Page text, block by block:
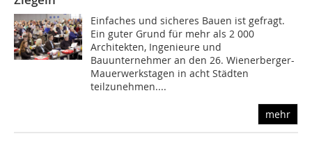
Einfaches und sicheres Bauen ist gefragt.
Ein guter Grund für mehr als 2 000
Architekten, Ingenieure und
Bauunternehmer an den 26. Wienerberger-
Mauerwerkstagen in acht Städten
teilzunehmen....
mehr